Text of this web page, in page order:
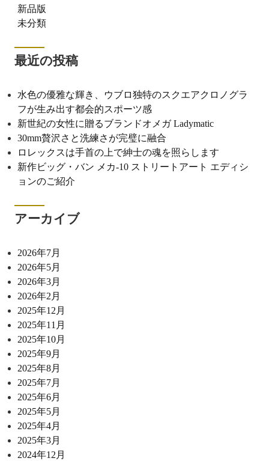
新品版
未分類
最近の投稿
水色の優雅な輝き、ウブロ独特のスクエアクロノグラ
フが生み出す都会的スポーツ感
新世紀の女性に贈るブランドオメガ Ladymatic
30mm贅沢さと洗練さが完璧に融合
ロレックスは手首の上で紳士の魂を照らします
新作ビッグ・バン メカ-10 ストリートアート エディシ
ョンのご紹介
アーカイブ
2026年7月
2026年5月
2026年3月
2026年2月
2025年12月
2025年11月
2025年10月
2025年9月
2025年8月
2025年7月
2025年6月
2025年5月
2025年4月
2025年3月
2024年12月